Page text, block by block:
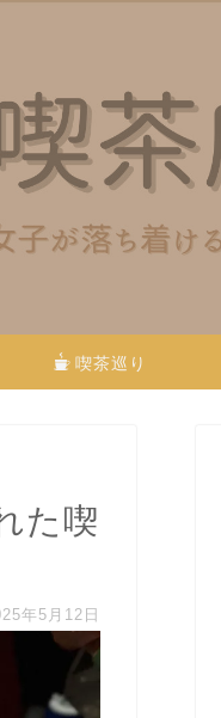
喫茶巡り
た喫
年5月12日